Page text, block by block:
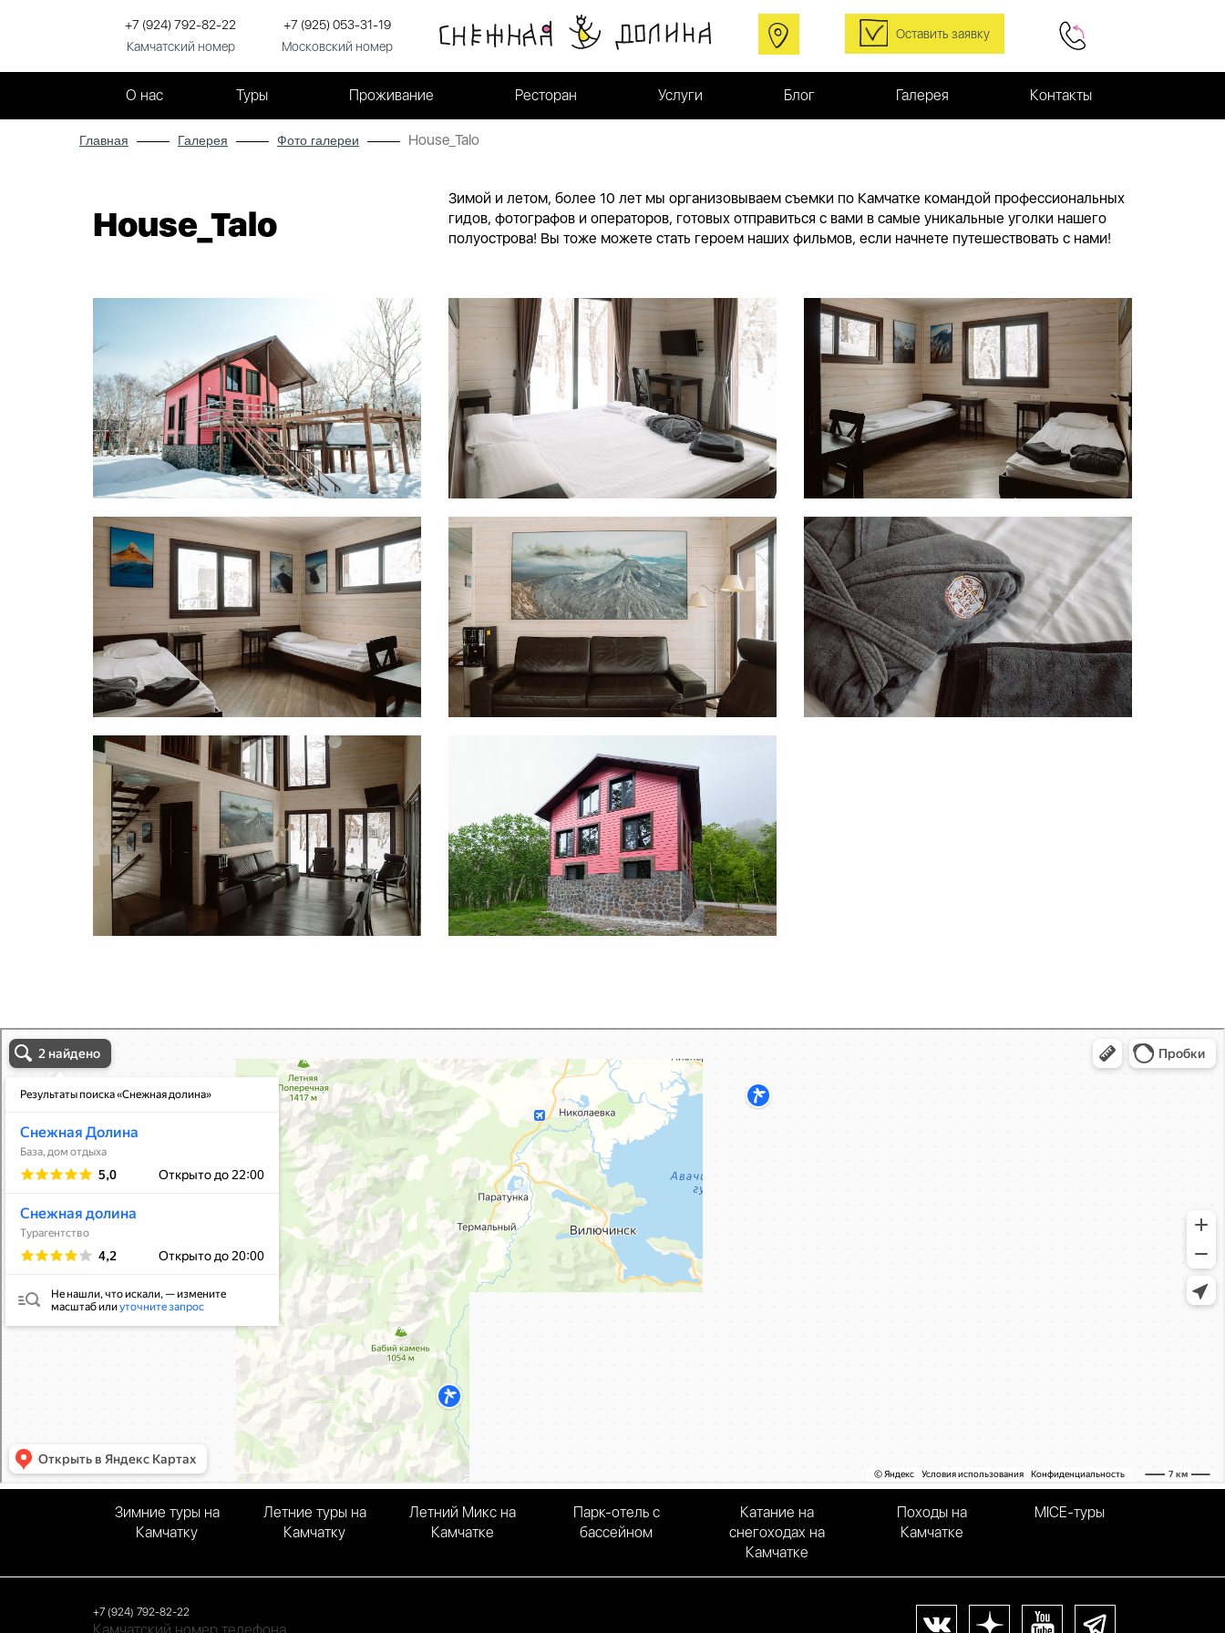
+7 (924) 792-82-22
Камчатский номер
+7 (925) 053-31-19
Московский номер
Оставить заявку
О нас Туры Проживание Ресторан Услуги Блог Галерея Контакты
Главная Галерея Фото галереи House_Talo
House_Talo
Зимой и летом, более 10 лет мы организовываем съемки по Камчатке командой профессиональных
гидов, фотографов и операторов, готовых отправиться с вами в самые уникальные уголки нашего
полуострова! Вы тоже можете стать героем наших фильмов, если начнете путешествовать с нами!
Камчатский край
Зимние туры на
Камчатку
Летние туры на
Камчатку
Летний Микс на
Камчатке
Парк-отель с
бассейном
Катание на
снегоходах на
Камчатке
Походы на
Камчатке
MICE-туры
+7 (924) 792-82-22
Камчатский номер телефона